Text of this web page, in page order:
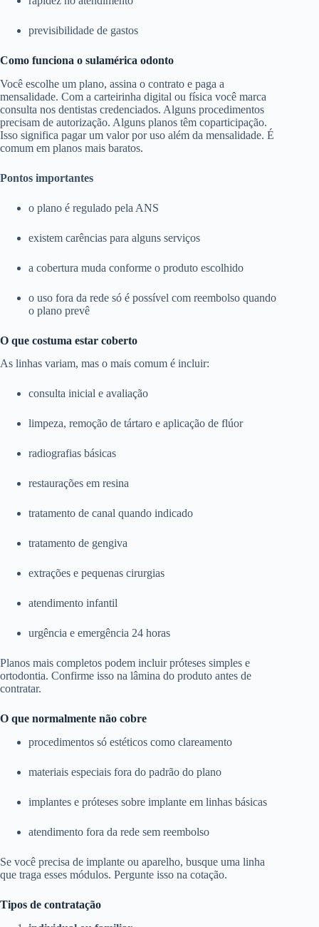
previsibilidade de gastos
Como funciona o sulamérica odonto
Você escolhe um plano, assina o contrato e paga a
mensalidade. Com a carteirinha digital ou física você marca
consulta nos dentistas credenciados. Alguns procedimentos
precisam de autorização. Alguns planos têm coparticipação.
Isso significa pagar um valor por uso além da mensalidade. É
comum em planos mais baratos.
Pontos importantes
o plano é regulado pela ANS
existem carências para alguns serviços
a cobertura muda conforme o produto escolhido
o uso fora da rede só é possível com reembolso quando
o plano prevê
O que costuma estar coberto
As linhas variam, mas o mais comum é incluir:
consulta inicial e avaliação
limpeza, remoção de tártaro e aplicação de flúor
radiografias básicas
restaurações em resina
tratamento de canal quando indicado
tratamento de gengiva
extrações e pequenas cirurgias
atendimento infantil
urgência e emergência 24 horas
Planos mais completos podem incluir próteses simples e
ortodontia. Confirme isso na lâmina do produto antes de
contratar.
O que normalmente não cobre
procedimentos só estéticos como clareamento
materiais especiais fora do padrão do plano
implantes e próteses sobre implante em linhas básicas
atendimento fora da rede sem reembolso
Se você precisa de implante ou aparelho, busque uma linha
que traga esses módulos. Pergunte isso na cotação.
Tipos de contratação